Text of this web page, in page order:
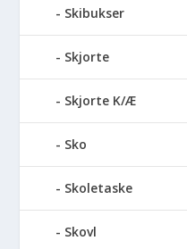
Skibukser
Skjorte
Skjorte K/Æ
Sko
Skoletaske
Skovl